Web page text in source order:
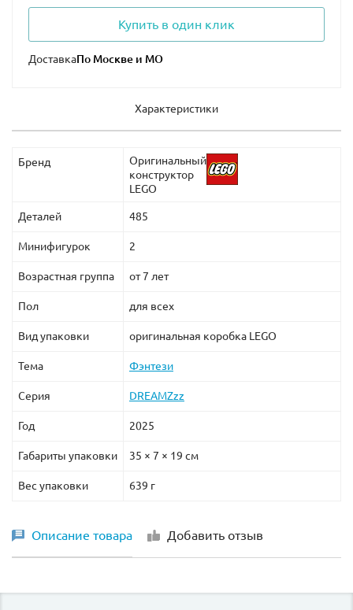
Купить в один клик
Доставка
Характеристики
Бренд
Оригинальный
конструктор
LEGO
Деталей 485
Минифигурок 2
Возрастная группа от 7 лет
Пол для всех
Вид упаковки оригинальная коробка LEGO
Тема Фэнтези
Серия DREAMZzz
Год 2025
Габариты упаковки 35 × 7 × 19 см
Вес упаковки 639 г
Описание товара Добавить отзыв